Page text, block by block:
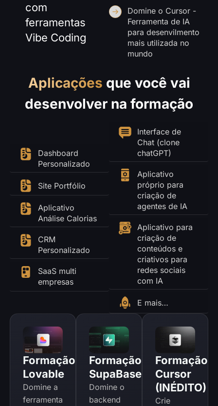
com
ferramentas
Vibe Coding
Domine o Cursor -
Ferramenta de IA
para desenvilmento
mais utilizada no
mundo
Aplicações que você vai
desenvolver na formação
Dashboard
Personalizado
Site Portfólio
Aplicativo
Análise Calorias
CRM
Personalizado
SaaS multi
empresas
Interface de
Chat (clone
chatGPT)
Aplicativo
próprio para
criação de
agentes de IA​
Aplicativo para
criação de
conteúdos e
criativos para
redes sociais
com IA
E mais…
Formação
Lovable
Domine a
ferramenta
Formação
SupaBase
Domine o
backend
Formação
Cursor
(INÉDITO)
Crie